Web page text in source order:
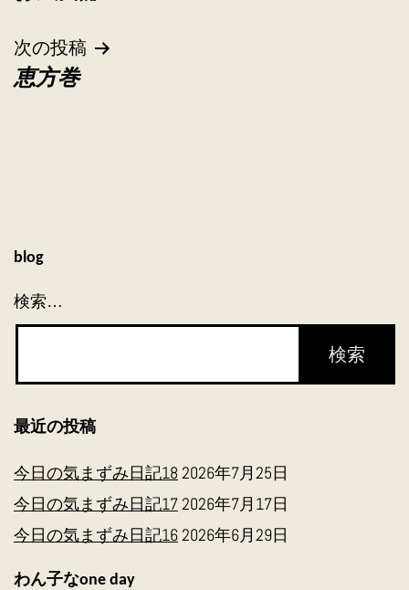
ナ
ビ
ョ
ン
次の投稿
恵方巻
blog
検索…
最近の投稿
今日の気まずみ日記18 2026年7月25日
今日の気まずみ日記172026年7月17日
今日の気まずみ日記162026年6月29日
わん子なone day